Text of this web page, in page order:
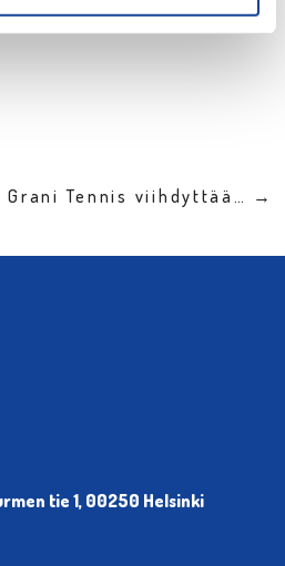
Grani Tennis viihdyttää… →
tie 1, 00250 Helsinki